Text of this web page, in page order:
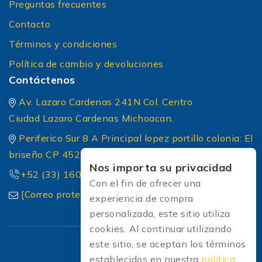
cámbialo según el manual (generalmente cada 3
a 6 meses de uso intensivo).
Filtros de Aire: Un filtro sucio hace que el motor
trabaje forzado. Límpialos o cámbialos
regularmente para mantener la eficiencia de
Preguntas frecuentes
Contacto
Términos y condiciones
Política de cambio y devoluciones
Contáctenos
Av. Lazaro Cardenas 241N Col. Centro
Ciudad Lazaro Cardenas Michoacan.
Periferico Sur 8 A Principal lopez portillo colonia: El
briseño CP 45236 Zapopan Jalisco
+52 (33) 1604 5032
[Correo protected]
Nos importa su privacidad
Con el fin de ofrecer una
experiencia de compra
personalizada, este sitio utiliza
cookies. Al continuar utilizando
este sitio, se aceptan los términos
establecidos en nuestra política